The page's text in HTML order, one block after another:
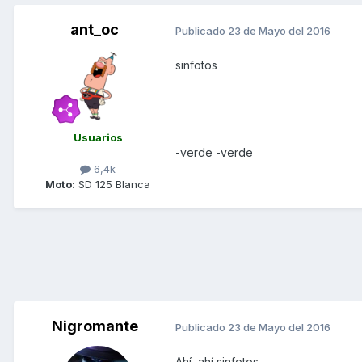
ant_oc
Usuarios
6,4k
Moto: SD 125 Blanca
Publicado 23 de Mayo del 2016
sinfotos
-verde -verde
Nigromante Publicado 23 de Mayo del 2016